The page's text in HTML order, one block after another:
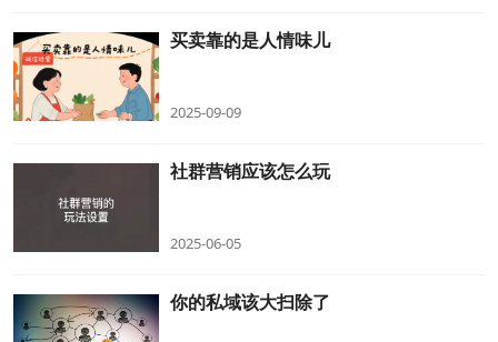
买卖靠的是人情味儿
2025-09-09
社群营销应该怎么玩
2025-06-05
你的私域该大扫除了